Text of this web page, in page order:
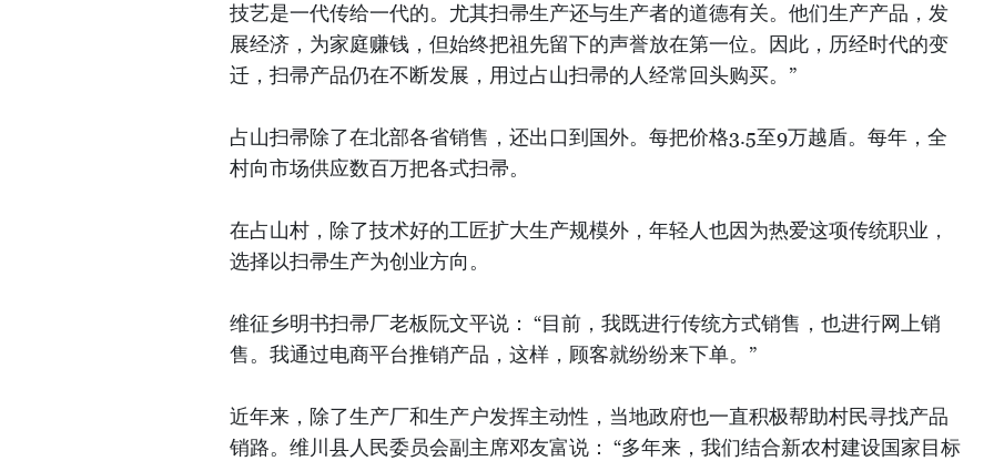
技艺是一代传给一代的。尤其扫帚生产还与生产者的道德有关。他们生产产品，发
展经济，为家庭赚钱，但始终把祖先留下的声誉放在第一位。因此，历经时代的变
迁，扫帚产品仍在不断发展，用过占山扫帚的人经常回头购买。”
占山扫帚除了在北部各省销售，还出口到国外。每把价格3.5至9万越盾。每年，全
村向市场供应数百万把各式扫帚。
在占山村，除了技术好的工匠扩大生产规模外，年轻人也因为热爱这项传统职业，
选择以扫帚生产为创业方向。
维征乡明书扫帚厂老板阮文平说： “目前，我既进行传统方式销售，也进行网上销
售。我通过电商平台推销产品，这样，顾客就纷纷来下单。”
近年来，除了生产厂和生产户发挥主动性，当地政府也一直积极帮助村民寻找产品
销路。维川县人民委员会副主席邓友富说： “多年来，我们结合新农村建设国家目标